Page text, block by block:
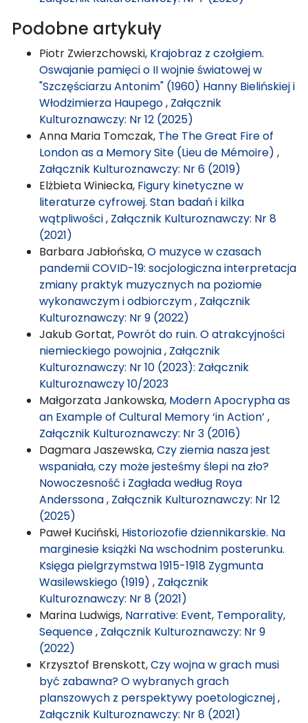
Podobne artykuły
Piotr Zwierzchowski, Krajobraz z czołgiem.
Oswajanie pamięci o II wojnie światowej w
"Szczęściarzu Antonim" (1960) Hanny Bielińskiej i
Włodzimierza Haupego, Załącznik
Kulturoznawczy: Nr 12 (2025)
Anna Maria Tomczak, The The Great Fire of
London as a Memory Site (Lieu de Mémoire) ,
Załącznik Kulturoznawczy: Nr 6 (2019)
Elżbieta Winiecka, Figury kinetyczne w
literaturze cyfrowej. Stan badań i kilka
wątpliwości, Załącznik Kulturoznawczy: Nr 8
(2021)
Barbara Jabłońska,O muzyce w czasach
pandemii COVID-19: socjologiczna interpretacja
zmiany praktyk muzycznych na poziomie
wykonawczym i odbiorczym, Załącznik
Kulturoznawczy: Nr 9 (2022)
Jakub Gortat, Powrót do ruin. O atrakcyjności
niemieckiego powojnia, Załącznik
Kulturoznawczy: Nr 10 (2023): Załącznik
Kulturoznawczy 10/2023
Małgorzata Jankowska, Modern Apocrypha as
an Example of Cultural Memory ‘in Action’ ,
Załącznik Kulturoznawczy: Nr 3 (2016)
Dagmara Jaszewska,Czy ziemia nasza jest
wspaniała, czy może jesteśmy ślepi na zło?
Nowoczesność i Zagłada według Roya
Anderssona, Załącznik Kulturoznawczy: Nr 12
(2025)
Paweł Kuciński, Historiozofie dziennikarskie. Na
marginesie książki Na wschodnim posterunku.
Księga pielgrzymstwa 1915-1918 Zygmunta
Wasilewskiego (1919) , Załącznik
Kulturoznawczy: Nr 8 (2021)
Marina Ludwigs, Narrative: Event, Temporality,
Sequence, Załącznik Kulturoznawczy: Nr 9
(2022)
Krzysztof Brenskott,Czy wojna w grach musi
być zabawna? O wybranych grach
planszowych z perspektywy poetologicznej,
Załącznik Kulturoznawczy: Nr 8 (2021)